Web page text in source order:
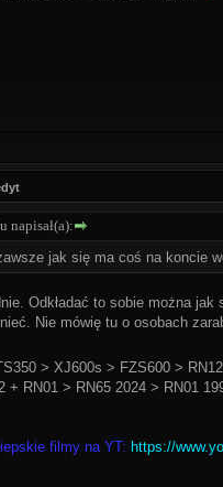
napisał(a):
jak się ma coś na koncie
Odkładać to sobie można
Nie mówię tu o osobach
> XJ600s > FZS600 >
+ RN01 > RN65 2024 > RN01
filmy na YT: https://